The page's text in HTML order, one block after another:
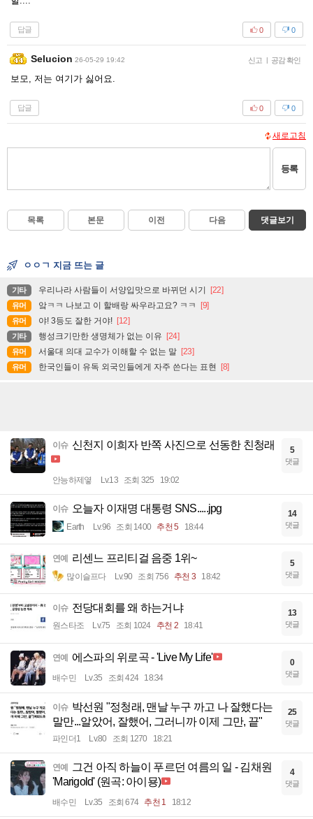
답글 0
0
Selucion 26-05-29 19:42 신고 공감 확인
보모, 저는 여기가 싫어요.
답글 0
0
새로고침
등록
목록 본문 이전 다음 댓글보기
ㅇㅇㄱ 지금 뜨는 글
기타 우리나라 사람들이 서양입맛으로 바뀌던 시기 [22]
유머 앜ㅋㅋ 나보고 이 할배랑 싸우라고요? ㅋㅋ [9]
유머 야! 3등도 잘한 거야! [12]
기타 행성크기만한 생명체가 없는 이유 [24]
유머 서울대 의대 교수가 이해할 수 없는 말 [23]
유머 한국인들이 유독 외국인들에게 자주 쓴다는 표현 [8]
이슈 신천지 이희자 반쪽 사진으로 선동한 친청래
안능하제옇 Lv.13 조회 325 19:02
5
댓글
이슈 오늘자 이재명 대통령 SNS.....jpg
Earth Lv.96 조회 1400 추천 5 18:44
14
댓글
연예 리센느 프리티걸 음중 1위~
많이슬프다 Lv.90 조회 756 추천 3 18:42
5
댓글
이슈 전당대회를 왜 하는거냐
원스타조 Lv.75 조회 1024 추천 2 18:41
13
댓글
연예 에스파의 위로곡 - 'Live My Life'
배수민 Lv.35 조회 424 18:34
0
댓글
이슈 박선원 "정청래, 맨날 누구 까고 나 잘했다는
말만...알았어, 잘했어, 그러니까 이제 그만, 끝"
파인더1 Lv.80 조회 1270 18:21
25
댓글
연예
그건 아직 하늘이 푸르던 여름의 일 - 김채원
'Marigold' (원곡: 아이묭)
배수민 Lv.35 조회 674 추천 1 18:12
4
댓글